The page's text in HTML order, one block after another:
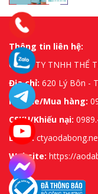
Thông tin liên hệ:
CÔNG TY TNHH THỂ
Địa chỉ: 620 Lý Bôn -
Hotline/Mua hàng:
CSKH/Khiếu nại:
Email:
Website: https://